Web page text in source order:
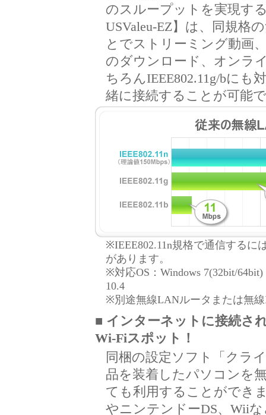
のスループットを実現す
USValeu-EZ】は、同規格
とでストリーミング動画
のダウンロード、オンラ
ちろんIEEE802.11g/bにも
緒に接続することが可能
※IEEE802.11n規格で通信するに
があります。
※対応OS：Windows 7(32bit/
10.4
※別途無線LANルータまたは無
■ インターネットに接続さ
Wi-Fiスポット！
同梱の設定ソフト「クラ
品を装着したパソコンを
ても利用することができ
やニンテンドーDS、Wii